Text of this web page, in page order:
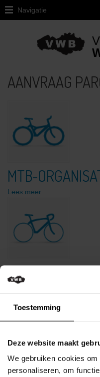
Toestemming
Deze website maakt
We gebruiken cookies
personaliseren, om
Navigatie
Lid
Ledenvoordelen
Kalender
Clubs
Contact
AANVRAAG
MTB-
Lees meer
WT-